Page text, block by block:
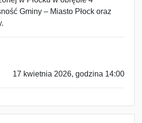
Gminy – Miasto Płock oraz
17 kwietnia 2026, godzina 14:00